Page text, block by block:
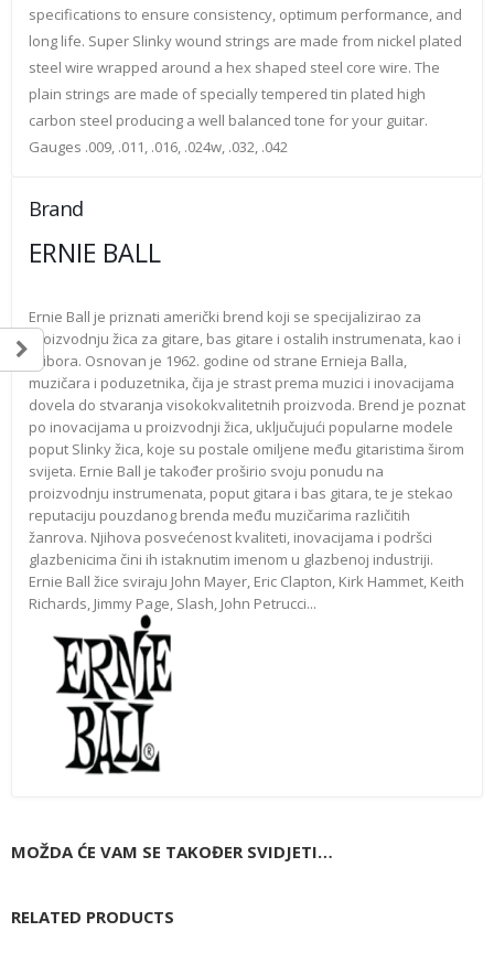
specifications to ensure consistency, optimum performance, and
long life. Super Slinky wound strings are made from nickel plated
steel wire wrapped around a hex shaped steel core wire. The
plain strings are made of specially tempered tin plated high
carbon steel producing a well balanced tone for your guitar.
Gauges .009, .011, .016, .024w, .032, .042
Brand
ERNIE BALL
Ernie Ball je priznati američki brend koji se specijalizirao za
proizvodnju žica za gitare, bas gitare i ostalih instrumenata, kao i
pribora. Osnovan je 1962. godine od strane Ernieja Balla,
muzičara i poduzetnika, čija je strast prema muzici i inovacijama
dovela do stvaranja visokokvalitetnih proizvoda. Brend je poznat
po inovacijama u proizvodnji žica, uključujući popularne modele
poput Slinky žica, koje su postale omiljene među gitaristima širom
svijeta. Ernie Ball je također proširio svoju ponudu na
proizvodnju instrumenata, poput gitara i bas gitara, te je stekao
reputaciju pouzdanog brenda među muzičarima različitih
žanrova. Njihova posvećenost kvaliteti, inovacijama i podršci
glazbenicima čini ih istaknutim imenom u glazbenoj industriji.
Ernie Ball žice sviraju John Mayer, Eric Clapton, Kirk Hammet, Keith
Richards, Jimmy Page, Slash, John Petrucci...
MOŽDA ĆE VAM SE TAKOĐER SVIDJETI…
RELATED PRODUCTS